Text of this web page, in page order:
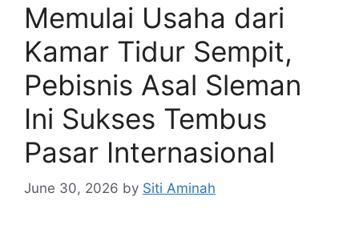
Memulai Usaha dari
Kamar Tidur Sempit,
Pebisnis Asal Sleman
Ini Sukses Tembus
Pasar Internasional
June 30, 2026 by Siti Aminah